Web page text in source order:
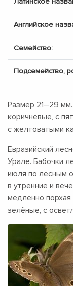
Английское
Семейство:
Подсемейство,
Размер 21–29 мм.
коричневые, с
с желтоватыми
Евразийский
Урале. Бабочки
июля по лесным
в утренние и
медленно порхая
зелёные, с